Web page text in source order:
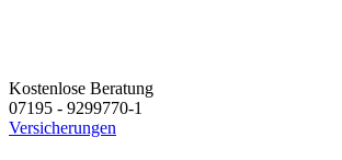
Kostenlose Beratung
07195 - 9299770-1
Versicherungen